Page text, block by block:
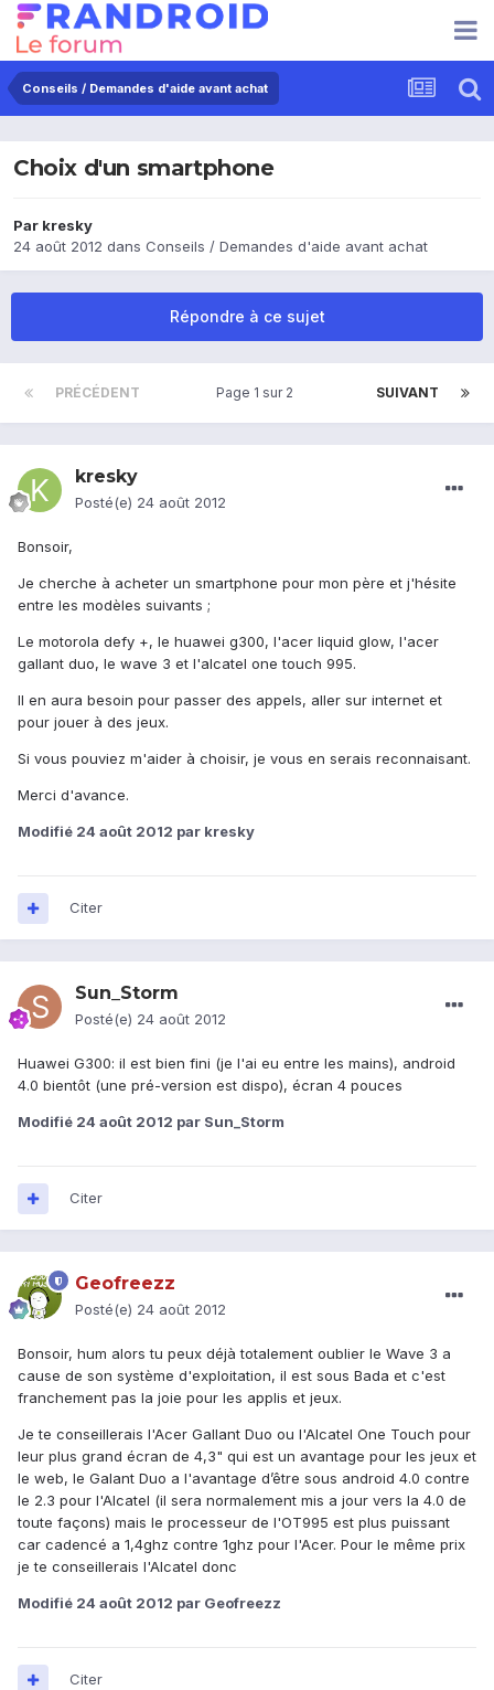
Conseils / Demandes d'aide avant achat
Choix d'un smartphone
Par kresky
24 août 2012 dans Conseils / Demandes d'aide avant achat
Répondre à ce sujet
PRÉCÉDENT SUIVANT
Page 1 sur 2
kresky
Posté(e) 24 août 2012
Bonsoir,
Je cherche à acheter un smartphone pour mon père et j'hésite
entre les modèles suivants ;
Le motorola defy +, le huawei g300, l'acer liquid glow, l'acer
gallant duo, le wave 3 et l'alcatel one touch 995.
Il en aura besoin pour passer des appels, aller sur internet et
pour jouer à des jeux.
Si vous pouviez m'aider à choisir, je vous en serais reconnaisant.
Merci d'avance.
Modifié 24 août 2012 par kresky
Citer
Sun_Storm
Posté(e) 24 août 2012
Huawei G300: il est bien fini (je l'ai eu entre les mains), android
4.0 bientôt (une pré-version est dispo), écran 4 pouces
Modifié 24 août 2012 par Sun_Storm
Citer
Geofreezz
Posté(e) 24 août 2012
Bonsoir, hum alors tu peux déjà totalement oublier le Wave 3 a
cause de son système d'exploitation, il est sous Bada et c'est
franchement pas la joie pour les applis et jeux.
Je te conseillerais l'Acer Gallant Duo ou l'Alcatel One Touch pour
leur plus grand écran de 4,3" qui est un avantage pour les jeux et
le web, le Galant Duo a l'avantage d’être sous android 4.0 contre
le 2.3 pour l'Alcatel (il sera normalement mis a jour vers la 4.0 de
toute façons) mais le processeur de l'OT995 est plus puissant
car cadencé a 1,4ghz contre 1ghz pour l'Acer. Pour le même prix
je te conseillerais l'Alcatel donc
Modifié 24 août 2012 par Geofreezz
Citer